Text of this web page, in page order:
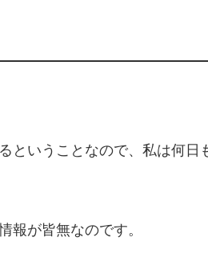
ということなので、私は何日
報が皆無なのです。